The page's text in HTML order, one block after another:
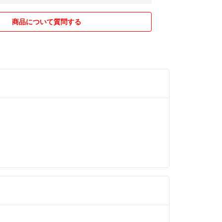
た場合や、転勤族のため引っ越し前後など、急に
日中には発送させていただく予定です。
商品について質問する